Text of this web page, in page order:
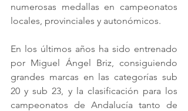
numerosas medallas en campeonatos
locales, provinciales y autonómicos.
En los últimos años ha sido entrenado
por Miguel Ángel Briz, consiguiendo
grandes marcas en las categorías sub
20 y sub 23, y la clasificación para los
campeonatos de Andalucía tanto de